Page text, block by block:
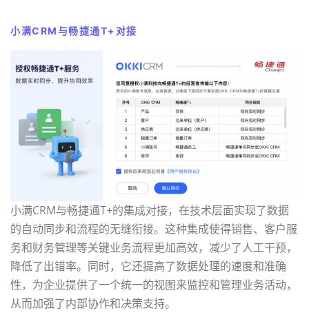
小满CRM与畅捷通T+对接
小满CRM与畅捷通T+的集成对接，在技术层面实现了数据
的自动同步和流程的无缝衔接。这种集成使得销售、客户服
务和财务管理等关键业务流程更加高效，减少了人工干预，
降低了出错率。同时，它还提高了数据处理的速度和准确
性，为企业提供了一个统一的视图来监控和管理业务活动，
从而加强了内部协作和决策支持。